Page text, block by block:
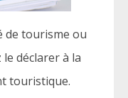
de tourisme ou
le déclarer à la
touristique.